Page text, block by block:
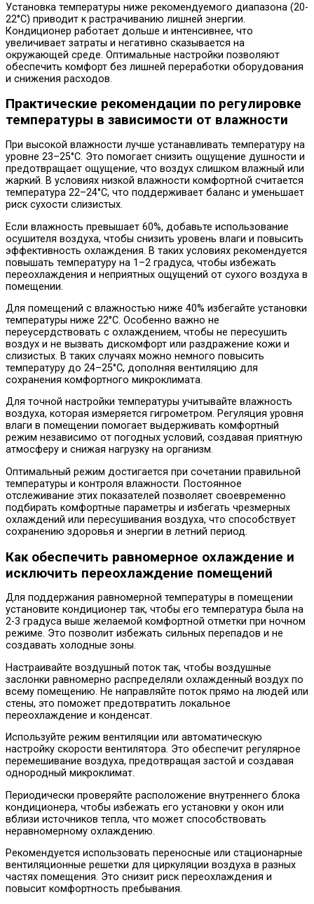
Установка температуры ниже рекомендуемого диапазона (20-
22°C) приводит к растрачиванию лишней энергии.
Кондиционер работает дольше и интенсивнее, что
увеличивает затраты и негативно сказывается на
окружающей среде. Оптимальные настройки позволяют
обеспечить комфорт без лишней переработки оборудования
и снижения расходов.
Практические рекомендации по регулировке
температуры в зависимости от влажности
При высокой влажности лучше устанавливать температуру на
уровне 23–25°C. Это помогает снизить ощущение душности и
предотвращает ощущение, что воздух слишком влажный или
жаркий. В условиях низкой влажности комфортной считается
температура 22–24°C, что поддерживает баланс и уменьшает
риск сухости слизистых.
Если влажность превышает 60%, добавьте использование
осушителя воздуха, чтобы снизить уровень влаги и повысить
эффективность охлаждения. В таких условиях рекомендуется
повышать температуру на 1–2 градуса, чтобы избежать
переохлаждения и неприятных ощущений от сухого воздуха в
помещении.
Для помещений с влажностью ниже 40% избегайте установки
температуры ниже 22°C. Особенно важно не
переусердствовать с охлаждением, чтобы не пересушить
воздух и не вызвать дискомфорт или раздражение кожи и
слизистых. В таких случаях можно немного повысить
температуру до 24–25°C, дополняя вентиляцию для
сохранения комфортного микроклимата.
Для точной настройки температуры учитывайте влажность
воздуха, которая измеряется гигрометром. Регуляция уровня
влаги в помещении помогает выдерживать комфортный
режим независимо от погодных условий, создавая приятную
атмосферу и снижая нагрузку на организм.
Оптимальный режим достигается при сочетании правильной
температуры и контроля влажности. Постоянное
отслеживание этих показателей позволяет своевременно
подбирать комфортные параметры и избегать чрезмерных
охлаждений или пересушивания воздуха, что способствует
сохранению здоровья и энергии в летний период.
Как обеспечить равномерное охлаждение и
исключить переохлаждение помещений
Для поддержания равномерной температуры в помещении
установите кондиционер так, чтобы его температура была на
2-3 градуса выше желаемой комфортной отметки при ночном
режиме. Это позволит избежать сильных перепадов и не
создавать холодные зоны.
Настраивайте воздушный поток так, чтобы воздушные
заслонки равномерно распределяли охлажденный воздух по
всему помещению. Не направляйте поток прямо на людей или
стены, это поможет предотвратить локальное
переохлаждение и конденсат.
Используйте режим вентиляции или автоматическую
настройку скорости вентилятора. Это обеспечит регулярное
перемешивание воздуха, предотвращая застой и создавая
однородный микроклимат.
Периодически проверяйте расположение внутреннего блока
кондиционера, чтобы избежать его установки у окон или
вблизи источников тепла, что может способствовать
неравномерному охлаждению.
Рекомендуется использовать переносные или стационарные
вентиляционные решетки для циркуляции воздуха в разных
частях помещения. Это снизит риск переохлаждения и
повысит комфортность пребывания.